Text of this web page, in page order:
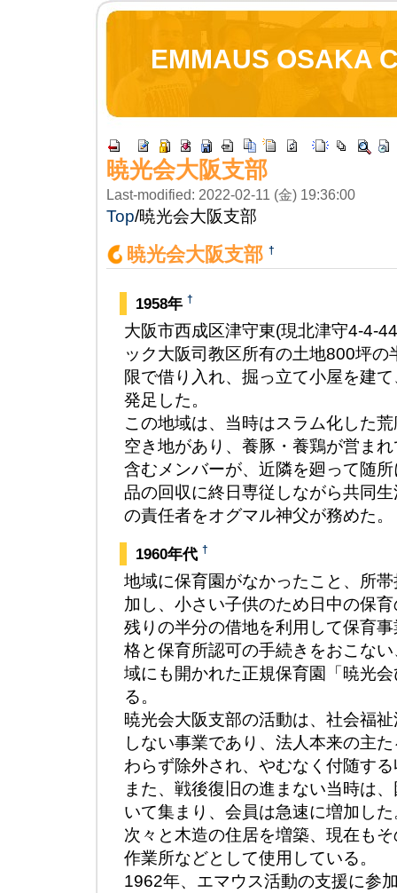
EMMAUS OSAKA
暁光会大阪支部
Last-modified: 2022-02-11 (金) 19:36:00
Top/暁光会大阪支部
暁光会大阪支部 †
1958年 †
大阪市西成区津守東(現北津守4-4-
ック大阪司教区所有の土地800坪
限で借り入れ、掘っ立て小屋を建
発足した。
この地域は、当時はスラム化した
空き地があり、養豚・養鶏が営ま
含むメンバーが、近隣を廻って随
品の回収に終日専従しながら共同
の責任者をオグマル神父が務めた。
1960年代 †
地域に保育園がなかったこと、所
加し、小さい子供のため日中の保
残りの半分の借地を利用して保育
格と保育所認可の手続きをおこな
域にも開かれた正規保育園「暁光
る。
暁光会大阪支部の活動は、社会福
しない事業であり、法人本来の主
わらず除外され、やむなく付随す
また、戦後復旧の進まない当時は
いて集まり、会員は急速に増加し
次々と木造の住居を増築、現在も
作業所などとして使用している。
1962年、エマウス活動の支援に参